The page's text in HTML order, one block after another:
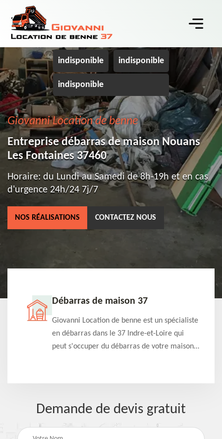
indisponible indisponible
indisponible
Giovanni Location de benne
Entreprise débarras de maison Nouans
Les Fontaines 37460
Horaire: du Lundi au Samedi de 8h-19h et en cas
d'urgence 24h/24 7j/7
NOS RÉALISATIONS CONTACTEZ NOUS
Débarras de maison 37
Giovanni Location de benne est un spécialiste
en débarras dans le 37 Indre-et-Loire qui
peut s'occuper du débarras de votre maison
Demande de devis gratuit